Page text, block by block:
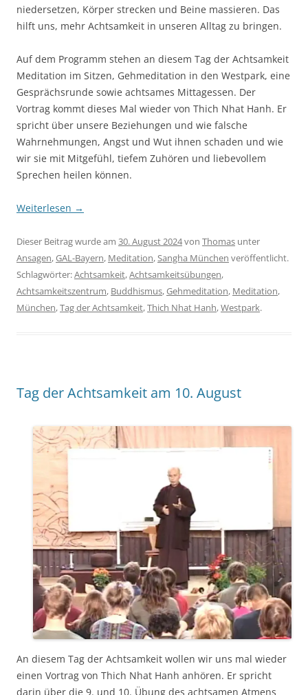
niedersetzen, Körper strecken und Beine massieren. Das
hilft uns, mehr Achtsamkeit in unseren Alltag zu bringen.
Auf dem Programm stehen an diesem Tag der Achtsamkeit
Meditation im Sitzen, Gehmeditation in den Westpark, eine
Gesprächsrunde sowie achtsames Mittagessen. Der
Vortrag kommt dieses Mal wieder von Thich Nhat Hanh. Er
spricht über unsere Beziehungen und wie falsche
Wahrnehmungen, Angst und Wut ihnen schaden und wie
wir sie mit Mitgefühl, tiefem Zuhören und liebevollem
Sprechen heilen können.
Weiterlesen →
Dieser Beitrag wurde am 30. August 2024von Thomas unter
Ansagen,GAL-Bayern, Meditation,Sangha München veröffentlicht.
Schlagwörter:Achtsamkeit,Achtsamkeitsübungen,
Achtsamkeitszentrum, Buddhismus,Gehmeditation, Meditation,
München,Tag der Achtsamkeit,Thich Nhat Hanh,Westpark.
Tag der Achtsamkeit am 10. August
An diesem Tag der Achtsamkeit wollen wir uns mal wieder
einen Vortrag von Thich Nhat Hanh anhören. Er spricht
darin über die 9. und 10. Übung des achtsamen Atmens